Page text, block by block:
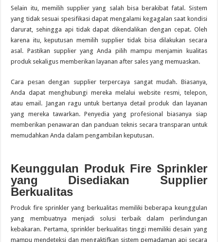
Selain itu, memilih supplier yang salah bisa berakibat fatal. Sistem
yang tidak sesuai spesifikasi dapat mengalami kegagalan saat kondisi
darurat, sehingga api tidak dapat dikendalikan dengan cepat. Oleh
karena itu, keputusan memilih supplier tidak bisa dilakukan secara
asal. Pastikan supplier yang Anda pilih mampu menjamin kualitas
produk sekaligus memberikan layanan after sales yang memuaskan.
Cara pesan dengan supplier terpercaya sangat mudah. Biasanya,
Anda dapat menghubungi mereka melalui website resmi, telepon,
atau email. Jangan ragu untuk bertanya detail produk dan layanan
yang mereka tawarkan. Penyedia yang profesional biasanya siap
memberikan penawaran dan panduan teknis secara transparan untuk
memudahkan Anda dalam pengambilan keputusan.
Keunggulan Produk Fire Sprinkler
yang Disediakan Supplier
Berkualitas
Produk fire sprinkler yang berkualitas memiliki beberapa keunggulan
yang membuatnya menjadi solusi terbaik dalam perlindungan
kebakaran. Pertama, sprinkler berkualitas tinggi memiliki desain yang
mampu mendeteksi dan mengaktifkan sistem pemadaman api secara